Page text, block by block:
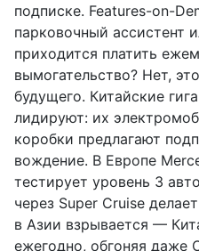
подписке. Features-on-
парковочный ассистент
приходится платить
вымогательство? Нет,
будущего. Китайские
лидируют: их
коробки предлагают
вождение. В Европе
тестирует уровень 3
через Super Cruise
в Азии взрывается —
ежегодно, обгоняя даже